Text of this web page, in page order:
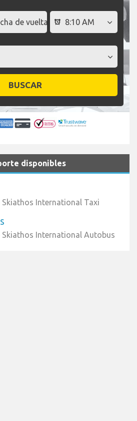
BUSCAR
disponibles
International Taxi
International Autobus